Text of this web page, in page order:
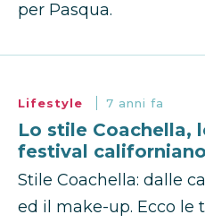
per Pasqua.
Lifestyle 7 anni fa
Lo stile Coachella,
festival californiano
Stile Coachella: dalle
ed il make-up. Ecco le